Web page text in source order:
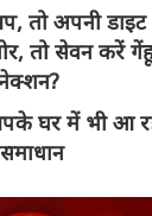
तो अपनी
तो सेवन करें
घर में भी आ